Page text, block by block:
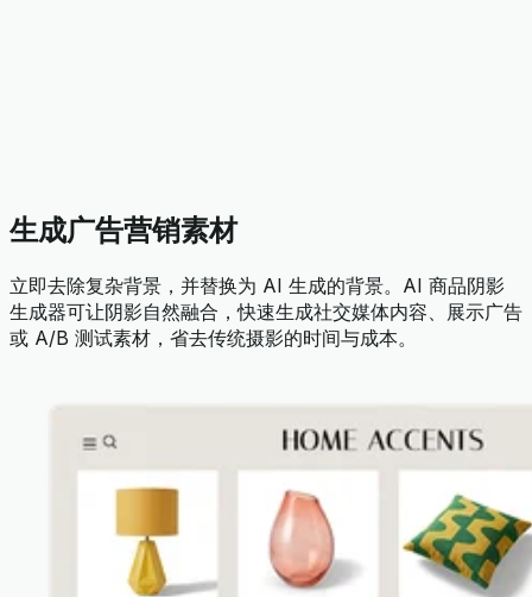
生成广告营销素材
立即去除复杂背景，并替换为 AI 生成的背景。AI 商品阴影
生成器可让阴影自然融合，快速生成社交媒体内容、展示广告
或 A/B 测试素材，省去传统摄影的时间与成本。